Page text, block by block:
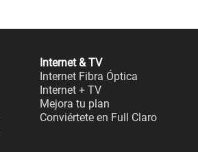
Internet & TV
Internet Fibra Óptica
Internet + TV
Mejora tu plan
Conviértete en Full Claro